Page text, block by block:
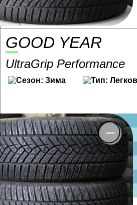
GOOD YEAR
UltraGrip Performance